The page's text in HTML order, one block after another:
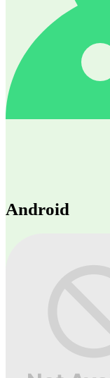
Android